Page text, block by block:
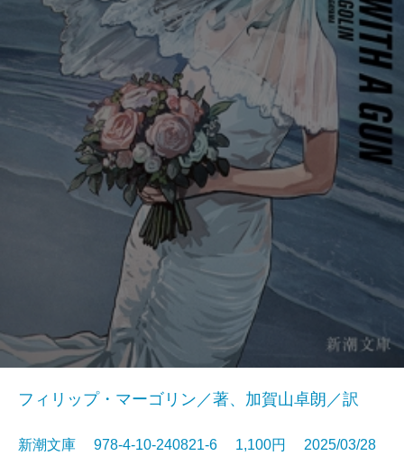
フィリップ・マーゴリン／著、加賀山卓朗／訳
新潮文庫 978-4-10-240821-6 1,100円 2025/03/28